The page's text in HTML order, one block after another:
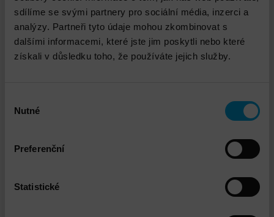
sdílíme se svými partnery pro sociální média, inzerci a
analýzy. Partneři tyto údaje mohou zkombinovat s
dalšími informacemi, které jste jim poskytli nebo které
získali v důsledku toho, že používáte jejich služby.
souhlasu
Nutné
Preferenční
Statistické
Propojené služby
VMware Infrastructure Health Check